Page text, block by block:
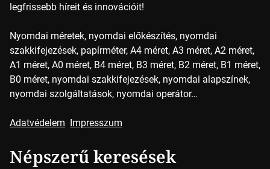
legfrissebb híreit és innovációit!
Nyomdai méretek, nyomdai előkészítés, nyomdai
szakkifejezések, papírméter, A4 méret, A3 méret, A2 méret,
A1 méret, A0 méret, B4 méret, B3 méret, B2 méret, B1 méret,
B0 méret, nyomdai szakkifejezések, nyomdai alapszínek,
nyomdai szolgáltatások, nyomdai operátor…
Adatvédelem Impresszum
Népszerű keresések